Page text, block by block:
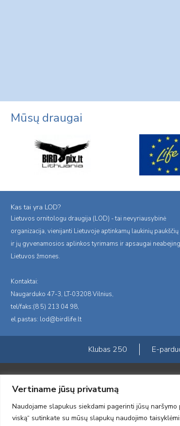
Vertiname jūsų privatumą
Naudojame slapukus siekdami pagerinti jūsų
viską“ sutinkate su mūsų slapukų naudojimo
Mūsų draugai
Kas tai yra LOD?
Lietuvos ornitologu draugija (LOD) - tai nevyriausybinė
organizacija, vienijanti Lietuvoje aptinkamų laukinių paukščių
ir jų gyvenamosios aplinkos tyrimams ir apsaugai
Lietuvos žmones.
Kontaktai:
Naugarduko 47-3, LT-03208 Vilnius,
tel/faks:(8 5) 213 04 98,
el.pastas: lod@birdlife.lt
Klubas 250 E-
„LOD visuomeninės /gamtosauginės veiklos sustiprinimas
2012 © Lietuvos Ornitologų Draugija © 2014, Visos teisės